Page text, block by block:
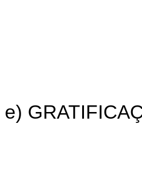
e)